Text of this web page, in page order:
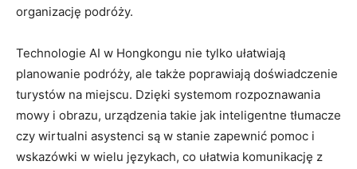
‍organizację ​podróży.
Technologie‌ AI w Hongkongu nie tylko ułatwiają
planowanie podróży, ale także poprawiają doświadczenie
turystów na miejscu. Dzięki systemom rozpoznawania
mowy i obrazu, urządzenia takie jak inteligentne tłumacze
czy wirtualni asystenci są w⁣ stanie zapewnić ⁤pomoc i
wskazówki w wielu językach, co ułatwia komunikację z